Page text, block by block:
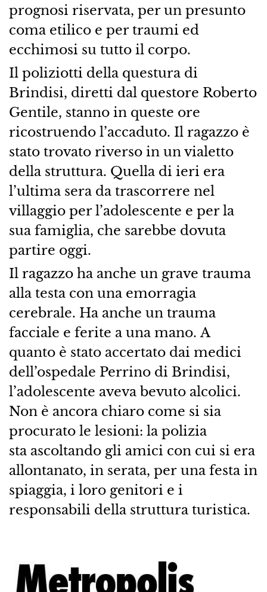
prognosi riservata, per un presunto
coma etilico e per traumi ed
ecchimosi su tutto il corpo.
Il poliziotti della questura di
Brindisi, diretti dal questore Roberto
Gentile, stanno in queste ore
ricostruendo l’accaduto. Il ragazzo è
stato trovato riverso in un vialetto
della struttura. Quella di ieri era
l’ultima sera da trascorrere nel
villaggio per l’adolescente e per la
sua famiglia, che sarebbe dovuta
partire oggi.
Il ragazzo ha anche un grave trauma
alla testa con una emorragia
cerebrale. Ha anche un trauma
facciale e ferite a una mano. A
quanto è stato accertato dai medici
dell’ospedale Perrino di Brindisi,
l’adolescente aveva bevuto alcolici.
Non è ancora chiaro come si sia
procurato le lesioni: la polizia
sta ascoltando gli amici con cui si era
allontanato, in serata, per una festa in
spiaggia, i loro genitori e i
responsabili della struttura turistica.